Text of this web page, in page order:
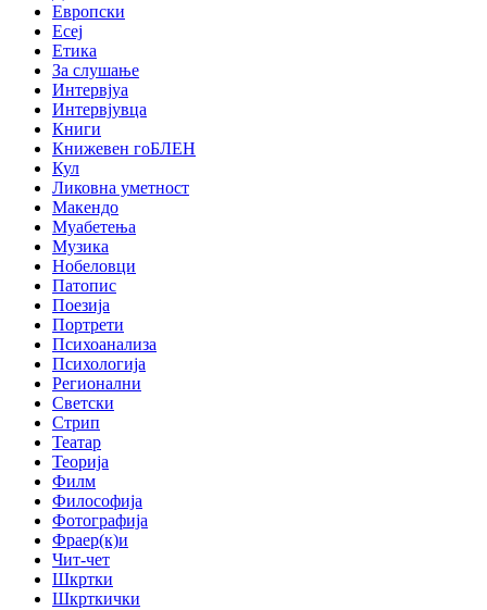
Европски
Есеј
Етика
За слушање
Интервјуа
Интервјувца
Книги
Книжевен гоБЛЕН
Кул
Ликовна уметност
Макендо
Муабетења
Музика
Нобеловци
Патопис
Поезија
Портрети
Психоанализа
Психологија
Регионални
Светски
Стрип
Театар
Теорија
Филм
Философија
Фотографија
Фраер(к)и
Чит-чет
Шкртки
Шкрткички